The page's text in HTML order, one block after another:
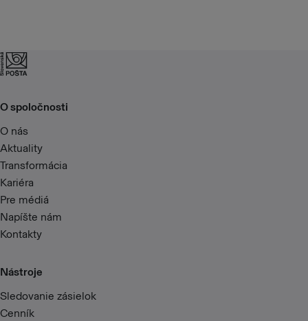
O spoločnosti
O nás
Aktuality
Transformácia
Kariéra
Pre médiá
Napíšte nám
Kontakty
Nástroje
Sledovanie zásielok
Cenník